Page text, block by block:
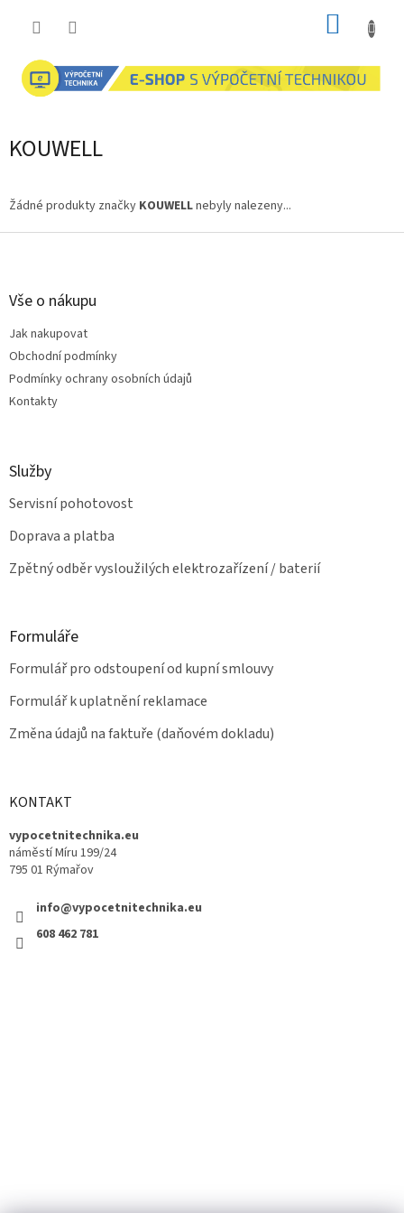
KOUWELL
Žádné produkty značky KOUWELLnebyly nalezeny...
Z
Vše o nákupu
Jak nakupovat
Obchodní podmínky
Podmínky ochrany osobních údajů
Kontakty
Služby
Servisní pohotovost
Doprava a platba
Zpětný odběr vysloužilých elektrozařízení / baterií
Formuláře
Formulář pro odstoupení od kupní smlouvy
Formulář k uplatnění reklamace
Změna údajů na faktuře (daňovém dokladu)
KONTAKT
vypocetnitechnika.eu
náměstí Míru 199/24
795 01 Rýmařov
info@vypocetnitechnika.eu
608 462 781